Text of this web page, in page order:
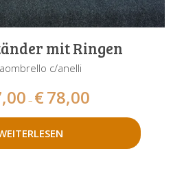
mit Ringen
c/anelli
– €78,00